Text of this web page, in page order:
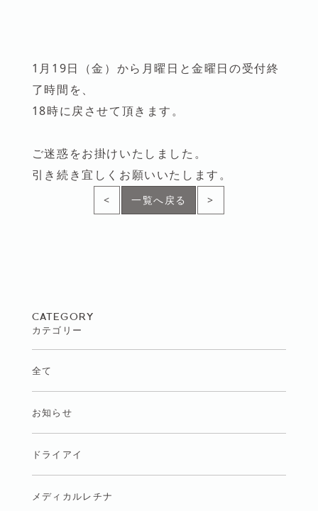
1月19日（金）から月曜日と金曜日の受付終
了時間を、
18時に戻させて頂きます。
ご迷惑をお掛けいたしました。
引き続き宜しくお願いいたします。
< 一覧へ戻る >
CATEGORY
カテゴリー
全て
お知らせ
ドライアイ
メディカルレチナ